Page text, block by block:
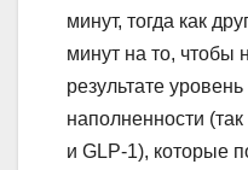
минут, тогда как
минут на то, чтобы
результате
наполненности
и GLP-1), которые